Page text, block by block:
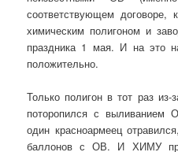
соответствующем
химическим полигоном и
праздника 1 мая. И на это
положительно.
Только полигон в тот раз из-
поторопился с выливанием
один красноармеец
баллонов с ОВ. И ХИМУ